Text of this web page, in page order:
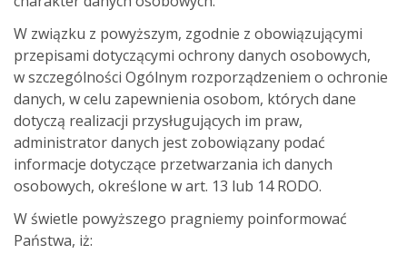
W związku z powyższym, zgodnie z obowiązującymi
przepisami dotyczącymi ochrony danych osobowych,
w szczególności Ogólnym rozporządzeniem o ochronie
danych, w celu zapewnienia osobom, których dane
dotyczą realizacji przysługujących im praw,
administrator danych jest zobowiązany podać
informacje dotyczące przetwarzania ich danych
osobowych, określone w art. 13 lub 14 RODO.
W świetle powyższego pragniemy poinformować
Państwa, iż: